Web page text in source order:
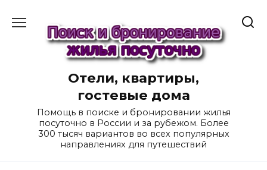
содержанию
Отели, квартиры,
гостевые дома
Помощь в поиске и бронировании жилья
посуточно в России и за рубежом. Более
300 тысяч вариантов во всех популярных
направлениях для путешествий